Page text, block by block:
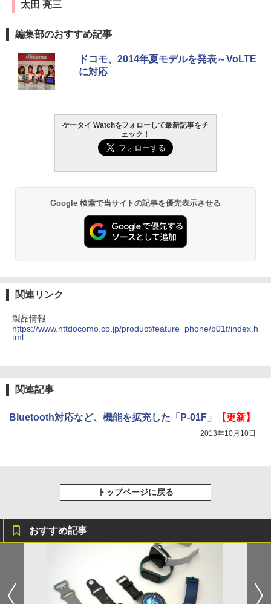
太田 亮三
編集部のおすすめ記事
ドコモ、2014年夏モデルを発表～VoLTE
に対応
ケータイ Watchをフォローして最新記事をチ
ェック！
Google 検索で当サイトの記事を優先表示させる
関連リンク
製品情報
https://www.nttdocomo.co.jp/product/feature_phone/p01f/index.h
tml
関連記事
Bluetooth対応など、機能を拡充した「P-01F」 【更新】
2013年10月10日
トップページに戻る
おすすめ記事